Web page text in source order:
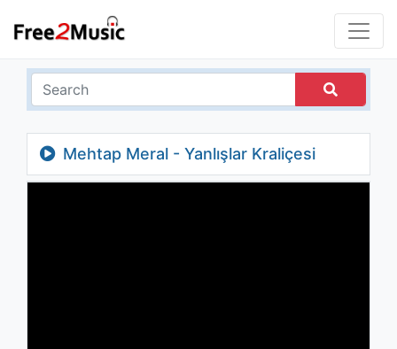
Mehtap Meral - Yanlışlar Kraliçesi